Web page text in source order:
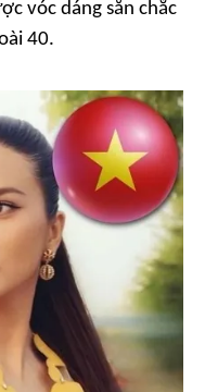
vóc dáng săn chắc
40.